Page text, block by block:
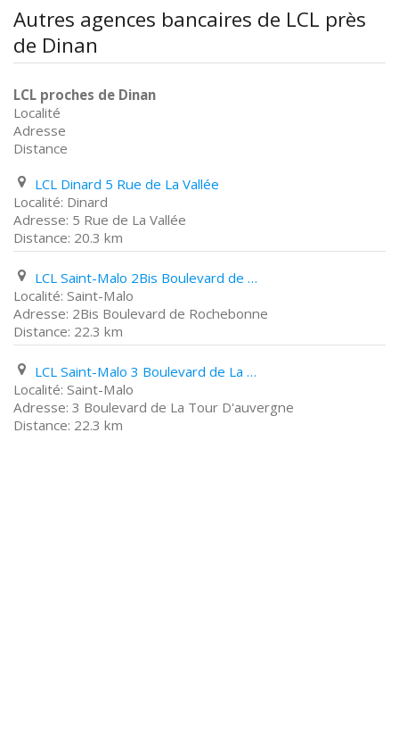
Autres agences bancaires de LCL près
de Dinan
LCL proches de Dinan
Localité
Adresse
Distance
LCL Dinard 5 Rue de La Vallée
Dinard
5 Rue de La Vallée
20.3 km
LCL Saint-Malo 2Bis Boulevard de Rochebonne
Saint-Malo
2Bis Boulevard de Rochebonne
22.3 km
LCL Saint-Malo 3 Boulevard de La Tour D'auvergne
Saint-Malo
3 Boulevard de La Tour D'auvergne
22.3 km